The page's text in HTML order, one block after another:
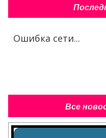
Ошибка сети...
Все